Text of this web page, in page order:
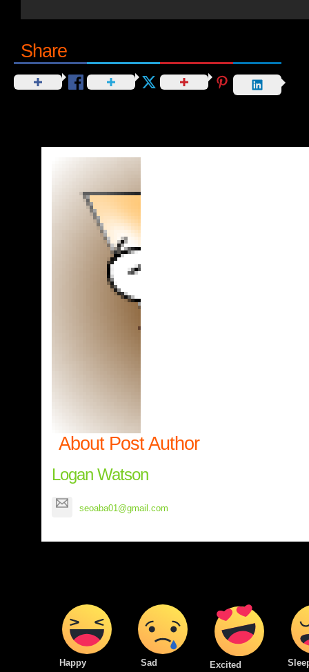
Share
About Post Author
Logan Watson
seoaba01@gmail.com
Happy Sad Excited